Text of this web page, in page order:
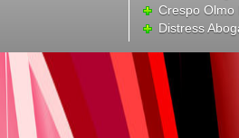
Crespo Olmo
Distress